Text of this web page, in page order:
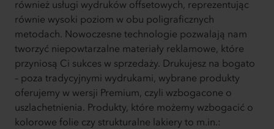
również usługi wydruków offsetowych, reprezentując
równie wysoki poziom w obu poligraficznych
metodach. Nowoczesne technologie pozwalają nam
tworzyć niepowtarzalne materiały reklamowe, które
przyniosą Ci sukces w sprzedaży. Drukujesz na bogato
– poza tradycyjnymi wydrukami, wybrane produkty
oferujemy w wersji Premium, czyli wzbogacone o
uszlachetnienia. Produkty, które możemy wzbogacić o
kolorowe folie czy strukturalne lakiery to m.in.: